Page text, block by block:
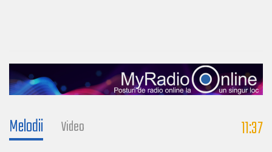
Melodii Video 11:38